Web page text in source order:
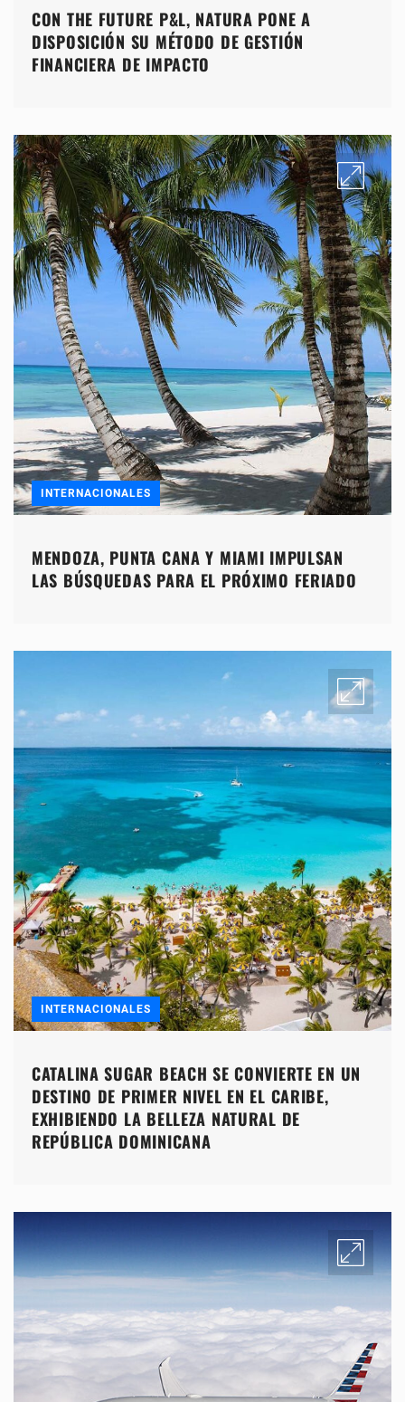
CON THE FUTURE P&L, NATURA PONE A
DISPOSICIÓN SU MÉTODO DE GESTIÓN
FINANCIERA DE IMPACTO
INTERNACIONALES
MENDOZA, PUNTA CANA Y MIAMI IMPULSAN
LAS BÚSQUEDAS PARA EL PRÓXIMO FERIADO
INTERNACIONALES
CATALINA SUGAR BEACH SE CONVIERTE EN UN
DESTINO DE PRIMER NIVEL EN EL CARIBE,
EXHIBIENDO LA BELLEZA NATURAL DE
REPÚBLICA DOMINICANA